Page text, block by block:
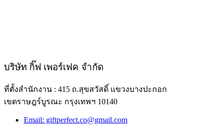
บริษัท กิ๊ฟ เพอร์เฟค จำกัด
ที่ตั้งสำนักงาน : 415 ถ.สุขสวัสดิ์ แขวงบางปะกอก
เขตราษฎร์บูรณะ กรุงเทพฯ 10140
Email: giftperfect.co@gmail.com